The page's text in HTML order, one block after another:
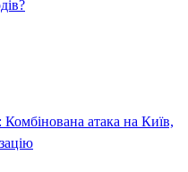
атака на Київ,